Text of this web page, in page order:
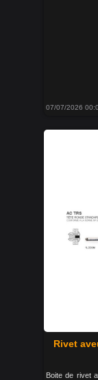
07/07/2026
Rivet
Boite de rivet